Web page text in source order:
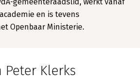
en is tevens
Openbaar Ministerie.
Peter Klerks